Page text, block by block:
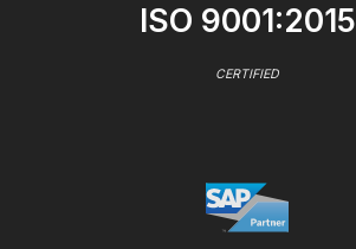
ISO 9001:2015
CERTIFIED